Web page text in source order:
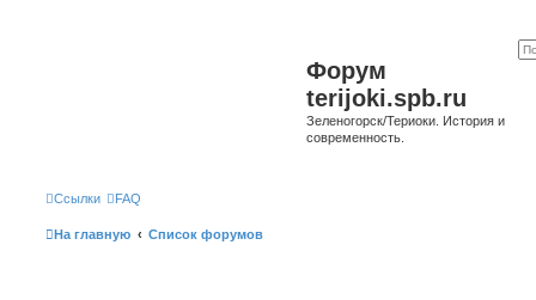
Форум
terijoki.spb.ru
Зеленогорск/Териоки. История и
современность.
Ссылки FAQ
На главную Список форумов